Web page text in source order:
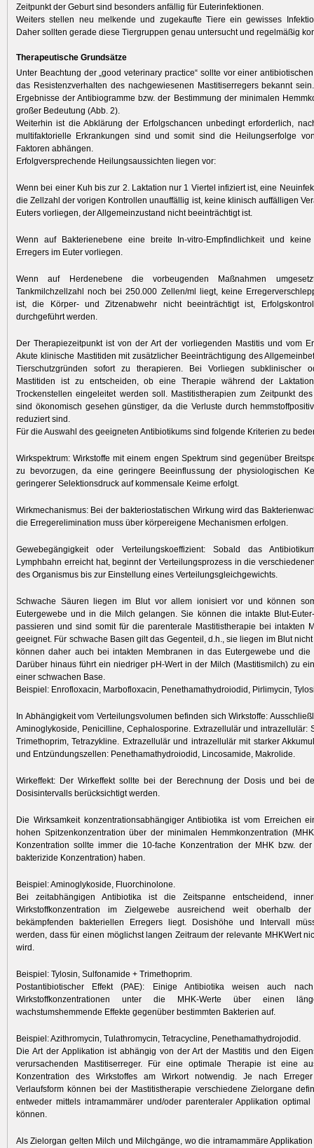
Zeitpunkt der Geburt sind besonders anfällig für Euterinfektionen.
Weiters stellen neu melkende und zugekaufte Tiere ein gewisses
Daher sollten gerade diese Tiergruppen genau untersucht und regelmäßig
Therapeutische Grundsätze
Unter Beachtung der „good veterinary practice“ sollte vor einer
das Resistenzverhalten des nachgewiesenen Mastitiserregers bekannt
Ergebnisse der Antibiogramme bzw. der Bestimmung der minimalen
großer Bedeutung (Abb. 2).
Weiterhin ist die Abklärung der Erfolgschancen unbedingt erforderlich,
multifaktorielle Erkrankungen sind und somit sind die Heilungserfolge
Faktoren abhängen.
Erfolgversprechende Heilungsaussichten liegen vor:
Wenn bei einer Kuh bis zur 2. Laktation nur 1 Viertel infiziert ist, eine
die Zellzahl der vorigen Kontrollen unauffällig ist, keine klinisch auffälligen
Euters vorliegen, der Allgemeinzustand nicht beeinträchtigt ist.
Wenn auf Bakterienebene eine breite In-vitro-Empfindlichkeit und
Erregers im Euter vorliegen.
Wenn auf Herdenebene die vorbeugenden Maßnahmen
Tankmilchzellzahl noch bei 250.000 Zellen/ml liegt, keine
ist, die Körper- und Zitzenabwehr nicht beeinträchtigt ist,
durchgeführt werden.
Der Therapiezeitpunkt ist von der Art der vorliegenden Mastitis und vom
Akute klinische Mastitiden mit zusätzlicher Beeinträchtigung des
Tierschutzgründen sofort zu therapieren. Bei Vorliegen subklinischer
Mastitiden ist zu entscheiden, ob eine Therapie während der
Trockenstellen eingeleitet werden soll. Mastitistherapien zum Zeitpunkt
sind ökonomisch gesehen günstiger, da die Verluste durch
reduziert sind.
Für die Auswahl des geeigneten Antibiotikums sind folgende Kriterien zu
Wirkspektrum: Wirkstoffe mit einem engen Spektrum sind gegenüber
zu bevorzugen, da eine geringere Beeinflussung der physiologischen
geringerer Selektionsdruck auf kommensale Keime erfolgt.
Wirkmechanismus: Bei der bakteriostatischen Wirkung wird das
die Erregerelimination muss über körpereigene Mechanismen erfolgen.
Gewebegängigkeit oder Verteilungskoeffizient: Sobald das
Lymphbahn erreicht hat, beginnt der Verteilungsprozess in die
des Organismus bis zur Einstellung eines Verteilungsgleichgewichts.
Schwache Säuren liegen im Blut vor allem ionisiert vor und können
Eutergewebe und in die Milch gelangen. Sie können die intakte Blut-
passieren und sind somit für die parenterale Mastitistherapie bei intakten
geeignet. Für schwache Basen gilt das Gegenteil, d.h., sie liegen im Blut
können daher auch bei intakten Membranen in das Eutergewebe und die
Darüber hinaus führt ein niedriger pH-Wert in der Milch (Mastitismilch) zu
einer schwachen Base.
Beispiel: Enrofloxacin, Marbofloxacin, Penethamathydroiodid, Pirlimycin,
In Abhängigkeit vom Verteilungsvolumen befinden sich Wirkstoffe:
Aminoglykoside, Penicilline, Cephalosporine. Extrazellulär und intrazellulär:
Trimethoprim, Tetrazykline. Extrazellulär und intrazellulär mit starker
und Entzündungszellen: Penethamathydroiodid, Lincosamide, Makrolide.
Wirkeffekt: Der Wirkeffekt sollte bei der Berechnung der Dosis und bei
Dosisintervalls berücksichtigt werden.
Die Wirksamkeit konzentrationsabhängiger Antibiotika ist vom Erreichen
hohen Spitzenkonzentration über der minimalen Hemmkonzentration
Konzentration sollte immer die 10-fache Konzentration der MHK bzw.
bakterizide Konzentration) haben.
Beispiel: Aminoglykoside, Fluorchinolone.
Bei zeitabhängigen Antibiotika ist die Zeitspanne entscheidend,
Wirkstoffkonzentration im Zielgewebe ausreichend weit oberhalb
bekämpfenden bakteriellen Erregers liegt. Dosishöhe und Intervall
werden, dass für einen möglichst langen Zeitraum der relevante MHKWert
wird.
Beispiel: Tylosin, Sulfonamide + Trimethoprim.
Postantibiotischer Effekt (PAE): Einige Antibiotika weisen auch
Wirkstoffkonzentrationen unter die MHK-Werte über einen
wachstumshemmende Effekte gegenüber bestimmten Bakterien auf.
Beispiel: Azithromycin, Tulathromycin, Tetracycline, Penethamathydrojodid.
Die Art der Applikation ist abhängig von der Art der Mastitis und den
verursachenden Mastitiserreger. Für eine optimale Therapie ist eine
Konzentration des Wirkstoffes am Wirkort notwendig. Je nach
Verlaufsform können bei der Mastitistherapie verschiedene Zielorgane
entweder mittels intramammärer und/oder parenteraler Applikation
können.
Als Zielorgan gelten Milch und Milchgänge, wo die intramammäre